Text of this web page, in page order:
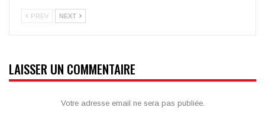
PREV NEXT
LAISSER UN COMMENTAIRE
Votre adresse email ne sera pas publiée.